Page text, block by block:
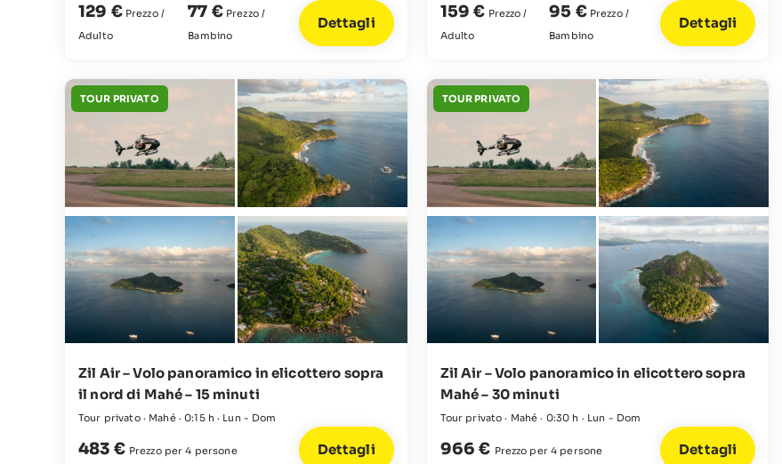
129 € Prezzo /
Adulto
77 € Prezzo /
Bambino
Dettagli
159 € Prezzo /
Adulto
95 € Prezzo /
Bambino
Dettagli
TOUR PRIVATO
Zil Air – Volo panoramico in elicottero sopra
il nord di Mahé – 15 minuti
Tour privato · Mahé · 0:15 h · Lun - Dom
483 € Prezzo per 4 persone Dettagli
TOUR PRIVATO
Zil Air – Volo panoramico in elicottero sopra
Mahé – 30 minuti
Tour privato · Mahé · 0:30 h · Lun - Dom
966 € Prezzo per 4 persone Dettagli